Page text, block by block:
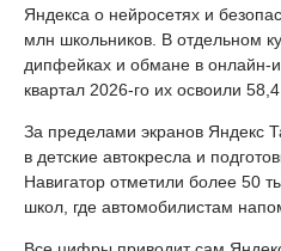
Яндекса о нейросетях и
млн школьников. В отдельном
дипфейках и обмане в онлайн-
квартал 2026-го их освоили
За пределами экранов Яндекс
в детские автокресла и
Навигатор отметили более 50
школ, где автомобилистам